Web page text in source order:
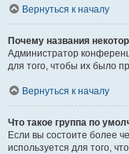
Вернуться к началу
Почему названия
Администратор
для того, чтобы их было
Вернуться к началу
Что такое группа по
Если вы состоите более
используется для того,